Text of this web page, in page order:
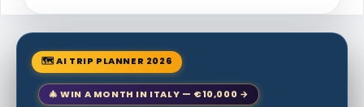
🗺 AI TRIP PLANNER 2026
🎄 WIN A MONTH IN ITALY — €10,000 →